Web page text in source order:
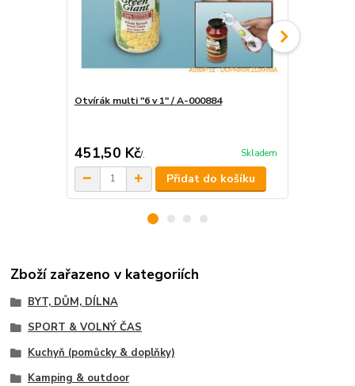
Otvírák multi "6 v 1" / A-000884
451,50 Kč/. Skladem
Přidat do košíku
Zboží zařazeno v kategoriích
BYT, DŮM, DÍLNA
SPORT & VOLNÝ ČAS
Kuchyň (pomůcky & doplňky)
Kamping & outdoor